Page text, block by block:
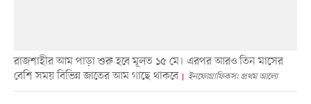
রাজশাহীর আম পাড়া শুরু হবে মূলত ১৫ মে। এরপর আরও তিন মাসের
বেশি সময় বিভিন্ন জাতের আম গাছে থাকবে
ইনফোগ্রাফিকস: প্রথম আলো